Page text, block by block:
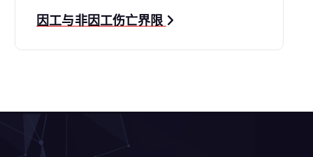
导因工与非因工伤亡界限